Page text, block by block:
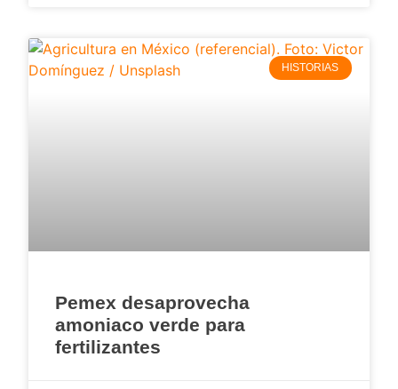
HISTORIAS
Pemex desaprovecha
amoniaco verde para
fertilizantes